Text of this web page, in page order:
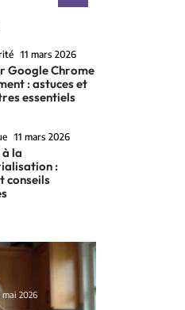
11 mars 2026
Google Chrome
: astuces et
essentiels
11 mars 2026
à la
:
conseils
mai 2026